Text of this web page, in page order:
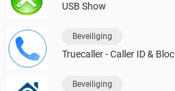
USB Show
Beveiliging
Truecaller - Caller ID &
Beveiliging